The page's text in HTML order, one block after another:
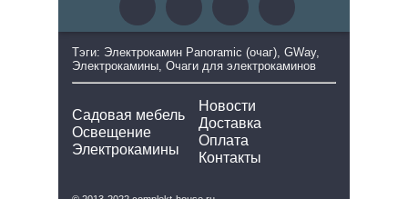
Тэги: Электрокамин Panoramic (очаг), GWay,
Электрокамины, Очаги для электрокаминов
Садовая мебель
Освещение
Электрокамины
Новости
Доставка
Оплата
Контакты